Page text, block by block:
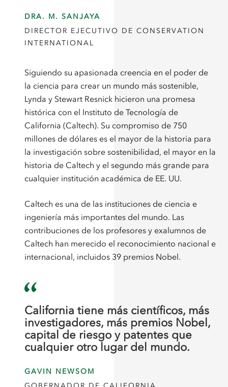
DRA. M. SANJAYA
DIRECTOR EJECUTIVO DE CONSERVATION
INTERNATIONAL
Siguiendo su apasionada creencia en el poder de
la ciencia para crear un mundo más sostenible,
Lynda y Stewart Resnick hicieron una promesa
histórica con el Instituto de Tecnología de
California (Caltech). Su compromiso de 750
millones de dólares es el mayor de la historia para
la investigación sobre sostenibilidad, el mayor en la
historia de Caltech y el segundo más grande para
cualquier institución académica de EE. UU.
Caltech es una de las instituciones de ciencia e
ingeniería más importantes del mundo. Las
contribuciones de los profesores y exalumnos de
Caltech han merecido el reconocimiento nacional e
internacional, incluidos 39 premios Nobel.
California tiene más científicos, más
investigadores, más premios Nobel,
capital de riesgo y patentes que
cualquier otro lugar del mundo.
GAVIN NEWSOM